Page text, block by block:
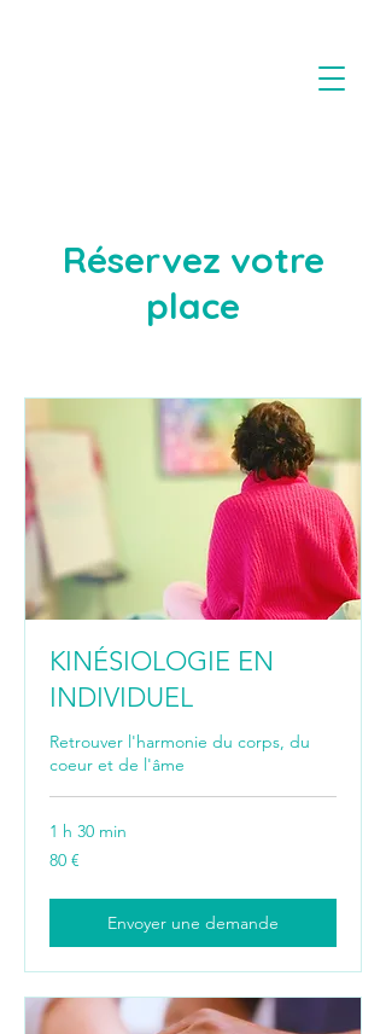
Réservez votre
place
KINÉSIOLOGIE EN
INDIVIDUEL
Retrouver l'harmonie du corps, du
coeur et de l'âme
1 h 30 min
80
euros
80 €
Envoyer une demande